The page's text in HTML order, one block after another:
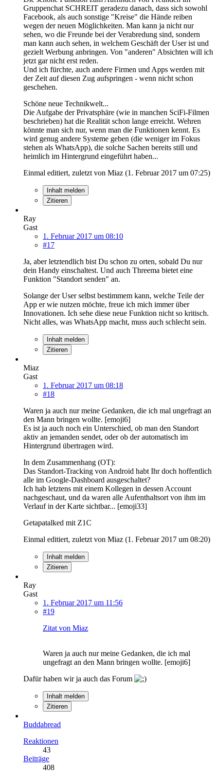
Gruppenchat SCHREIT geradezu danach, dass sich sowohl
Facebook, als auch sonstige "Kreise" die Hände reiben
wegen der neuen Möglichkeiten. Man kann ja nicht nur
sehen, wo die Freunde bei der Verabredung sind, sondern
man kann auch sehen, in welchem Geschäft der User ist und
gezielt Werbung anbringen. Von "anderen" Absichten will ich
jetzt gar nicht erst reden.
Und ich fürchte, auch andere Firmen und Apps werden mit
der Zeit auf diesen Zug aufspringen - wenn nicht schon
geschehen.
Schöne neue Technikwelt...
Die Aufgabe der Privatsphäre (wie in manchen SciFi-Filmen
beschrieben) hat die Realität schon lange erreicht. Wehren
könnte man sich nur, wenn man die Funktionen kennt. Es
wird genug andere Systeme geben (die weniger im Fokus
stehen als WhatsApp), die solche Sachen bereits still und
heimlich im Hintergrund eingeführt haben...
Einmal editiert, zuletzt von Miaz (1. Februar 2017 um 07:25)
Inhalt melden
Zitieren
Ray
Gast
1. Februar 2017 um 08:10
#17
Ja, aber letztendlich bist Du schon zu orten, sobald Du nur
dein Handy einschaltest. Und auch Threema bietet eine
Funktion "Standort senden" an.
Solange der User selbst bestimmem kann, welche Teile der
App er wie nutzen möchte, freue ich mich immer über
Innovationen. Ich sehe diese neue Funktion nicht so kritisch.
Nicht alles, was WhatsApp macht, muss auch schlecht sein.
Inhalt melden
Zitieren
Miaz
Gast
1. Februar 2017 um 08:18
#18
Waren ja auch nur meine Gedanken, die ich mal ungefragt an
den Mann bringen wollte. [emoji6]
Es ist ja auch noch ein Unterschied, ob man den Standort
aktiv an jemanden sendet, oder ob der automatisch im
Hintergrund übertragen wird.
In dem Zusammenhang (OT):
Das Standort-Tracking von Android habt Ihr doch hoffentlich
alle im Google-Dashboard ausgeschaltet?
Ich hab letztens mit einem Kollegen in dessen Account
nachgeschaut, und da waren alle Aufenthaltsort von ihm im
Verlauf in der Karte sichtbar... [emoji33]
Getapatalked mit Z1C
Einmal editiert, zuletzt von Miaz (1. Februar 2017 um 08:20)
Inhalt melden
Zitieren
Ray
Gast
1. Februar 2017 um 11:56
#19
Zitat von Miaz
Waren ja auch nur meine Gedanken, die ich mal
ungefragt an den Mann bringen wollte. [emoji6]
Dafür haben wir ja auch das Forum
Inhalt melden
Zitieren
Buddabread
Reaktionen
43
Beiträge
408